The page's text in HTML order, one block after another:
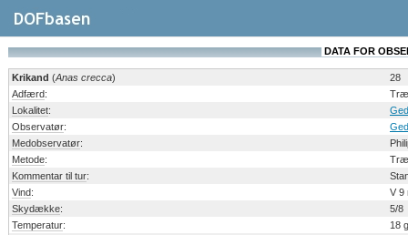
DATA FOR
Krikand (Anas crecca)
28
Adfærd:
Lokalitet:
Observatør:
Medobservatør:
Metode:
Kommentar til tur:
Vind:
V 9
Skydække:
5/8
Temperatur:
18